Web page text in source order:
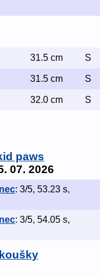
31.5 cm S
31.5 cm S
32.0 cm S
paws
07. 2026
: 3/5, 53.23 s,
: 3/5, 54.05 s,